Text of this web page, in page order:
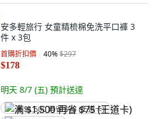
安多輕旅行 女童精梳棉免洗平口褲 3
件 x 3包
首購折扣價 40%$297
$178
明天 8/7 (五) 預計送達
满 $1,500 再省 $75 (王道卡)